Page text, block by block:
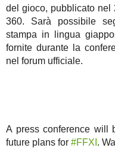
del gioco, pubblicato nel
360. Sarà possibile
stampa in lingua
fornite durante la
nel forum ufficiale.
A press conference will
future plans for #FFXI .